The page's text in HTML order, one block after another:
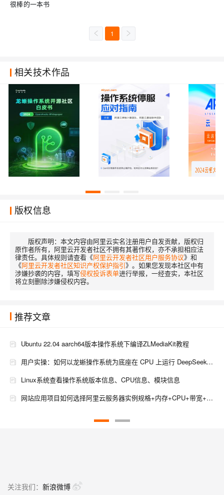
很棒的一本书
1
相关技术作品
版权信息
版权声明： 本文内容由阿里云实名注册用户自发贡献，版权归
原作者所有，阿里云开发者社区不拥有其著作权，亦不承担相应法
律责任。具体规则请查看《阿里云开发者社区用户服务协议》和
《阿里云开发者社区知识产权保护指引》。如果您发现本社区中有
涉嫌抄袭的内容，填写侵权投诉表单进行举报，一经查实，本社区
将立刻删除涉嫌侵权内容。
推荐文章
Ubuntu 22.04 aarch64版本操作系统下编译ZLMediaKit教程
用户实操：如何以龙蜥操作系统为底座在 CPU 上运行 DeepSeek-R1
Linux系统查看操作系统版本信息、CPU信息、模块信息
网站应用项目如何选择阿里云服务器实例规格+内存+CPU+带宽+操作系统等配置
关注我们： 新浪微博